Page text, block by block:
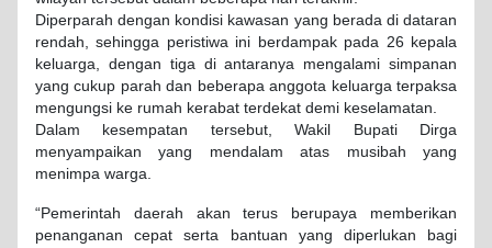
Diperparah dengan kondisi kawasan yang berada di dataran
rendah, sehingga peristiwa ini berdampak pada 26 kepala
keluarga, dengan tiga di antaranya mengalami simpanan
yang cukup parah dan beberapa anggota keluarga terpaksa
mengungsi ke rumah kerabat terdekat demi keselamatan.
Dalam kesempatan tersebut, Wakil Bupati Dirga
menyampaikan yang mendalam atas musibah yang
menimpa warga.
“Pemerintah daerah akan terus berupaya memberikan
penanganan cepat serta bantuan yang diperlukan bagi